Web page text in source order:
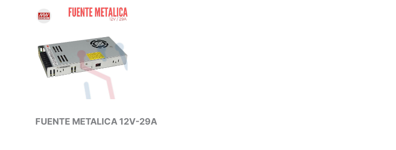
FUENTE METALICA 12V-29A